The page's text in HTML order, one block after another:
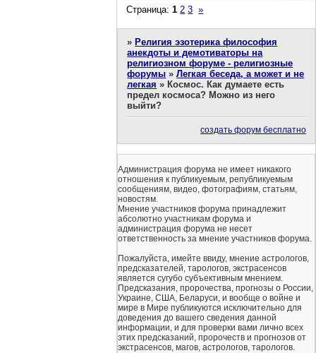
Страница:1 2 3 »
»Религия эзотерика философия
анекдоты и демотиваторы на
религиозном форуме - религиозные
форумы »Легкая беседа, а может и не
легкая »Космос. Как думаете есть
предел космоса? Можно из него
выйти?
создать форум бесплатно
Администрация форума не имеет никакого
отношения к публикуемым, републикуемым
сообщениям, видео, фотографиям, статьям,
новостям.
Мнение участников форума принадлежит
абсолютно участникам форума и
администрация форума не несет
ответственность за мнение участников форума.
Пожалуйста, имейте ввиду, мнение астрологов,
предсказателей, тарологов, экстрасенсов
является сугубо субъективным мнением.
Предсказания, пророчества, прогнозы о России,
Украине, США, Беларуси, и вообще о войне и
мире в Мире публикуются исключительно для
доведения до вашего сведения данной
информации, и для проверки вами лично всех
этих предсказаний, пророчеств и прогнозов от
экстрасенсов, магов, астрологов, тарологов.